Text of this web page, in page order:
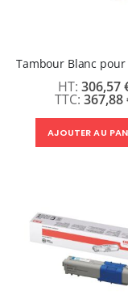
367,88
306,57
AJOUTER AU